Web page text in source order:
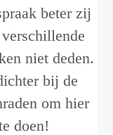
beter zij
niet deden.
bij de
om hier
doen!